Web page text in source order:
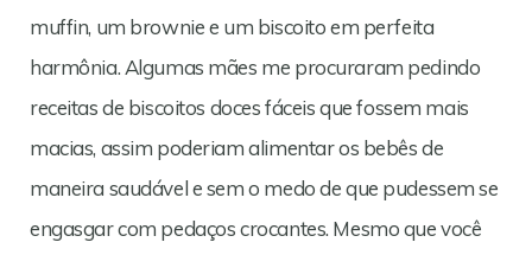
muffin, um brownie e um biscoito em perfeita
harmônia. Algumas mães me procuraram pedindo
receitas de biscoitos doces fáceis que fossem mais
macias, assim poderiam alimentar os bebês de
maneira saudável e sem o medo de que pudessem se
engasgar com pedaços crocantes. Mesmo que você